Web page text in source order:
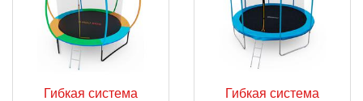
Гибкая система
Гибкая система